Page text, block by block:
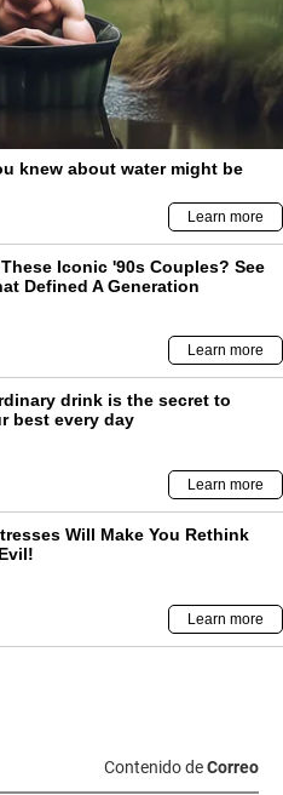
Contenido deCorreo